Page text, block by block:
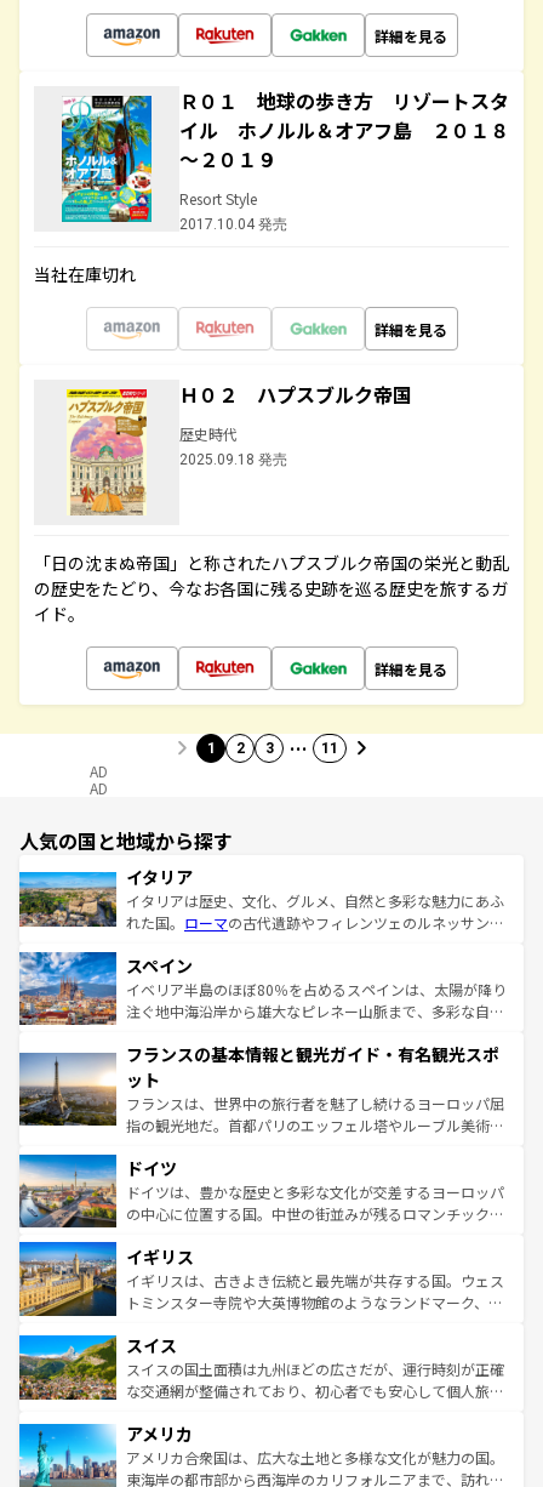
詳細を見る
Ｒ０１ 地球の歩き方 リゾートスタ
イル ホノルル＆オアフ島 ２０１８
～２０１９
Resort Style
2017.10.04 発売
当社在庫切れ
詳細を見る
Ｈ０２ ハプスブルク帝国
歴史時代
2025.09.18 発売
「日の沈まぬ帝国」と称されたハプスブルク帝国の栄光と動乱
の歴史をたどり、今なお各国に残る史跡を巡る歴史を旅するガ
イド。
詳細を見る
1 2 3 … 11
AD
AD
人気の国と地域から探す
イタリア
イタリアは歴史、文化、グルメ、自然と多彩な魅力にあふ
れた国。 ローマの古代遺跡やフィレンツェのルネッサンス
ろん、トスカーナの美しい田園風景やアマルフィ海岸の絶
景など、自然景観も見逃せない。観光の合間には、本場の
ピザやパスタなど、絶品のイタリア料理を堪能することも
ませてくれるイタリアで、忘れられない旅をしてみよう！
なお、新着のイタリア情報は
しい。
スペイン
イベリア半島のほぼ80％を占めるスペインは、太陽が降り
注ぐ地中海沿岸から雄大なピレネー山脈まで、多彩な自然
文化が根付くこの国では、情熱的なフラメンコ、熱気あふ
れる闘牛、そして美味しいタパスが生活の一部となってい
る。首都マドリードの洗練された雰囲気や、バルセロナの
アートに溢れた街角から、地方では古代ローマ遺跡や中世
せる。地方によって風土や気候が異なるスペインはその個
性で訪れる人を魅了する。 なお、新着のスペイン情報は コ
ンテンツ一覧を参照してほしい。
フランスの基本情報と観光ガイド・有名観光スポ
ット
フランスは、世界中の旅行者を魅了し続けるヨーロッパ屈
指の観光地だ。首都パリのエッフェル塔やルーブル美術館
で、幅広い魅力が詰まっている。華麗な宮殿、歴史的な大
聖堂、美しいビーチ、そして豊かな自然が、訪れる者を心
から魅了する。また、フランスは美食の国としても知ら
いる。シャンパンの発祥地であるランス、プロヴァンスの
香り高いラベンダー畑など、多彩な楽しみ方が可能だ。さ
らに、パリ以外の地域にも魅力が溢れており、どの街角に
れる地方に足を運ぶとそれぞれで全く異なる文化を体験で
きるだろう。 なお、新着のフランス情報はコンテンツ一覧
を参照してほしい。
ドイツ
ドイツは、豊かな歴史と多彩な文化が交差するヨーロッパ
の中心に位置する国。中世の街並みが残るロマンチック街
顔を持つこの国は、どこを歩いても飽きることがない。ベ
ルリンの文化的活気、バイエルン州のアルプスの絶景、そ
してライン川沿いのワイン畑といった風景は必見。ビール
は、お酒好きな人にはぜひ体験してほしい。 なお、新着の
ドイツ情報はコンテンツ一覧を参照してほしい。
イギリス
イギリスは、古きよき伝統と最先端が共存する国。ウェス
トミンスター寺院や大英博物館のようなランドマーク、歴
リアごとに異なる魅力がある。また、優雅なアフタヌーン
ティー、ビール好きにはたまらない英国パブ、サッカー観
戦など、本場だからこそできる体験も豊富。イギリスを旅
ンツ一覧を参照してほしい。
スイス
スイスの国土面積は九州ほどの広さだが、運行時刻が正確
な交通網が整備されており、初心者でも安心して個人旅行
の建物がそのまま残る町や、スイスならではのユニークな
博物館もあり、アルプス観光だけでなく町歩きも満喫する
ことができる。国民の所得が高いため物価も高いが、旅行
アメリカ
アメリカ合衆国は、広大な土地と多様な文化が魅力の国。
東海岸の都市部から西海岸のカリフォルニアまで、訪れる